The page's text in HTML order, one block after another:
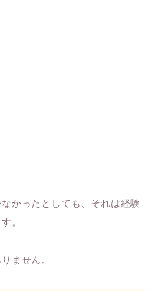
かったとしても、それは経験
。
ません。